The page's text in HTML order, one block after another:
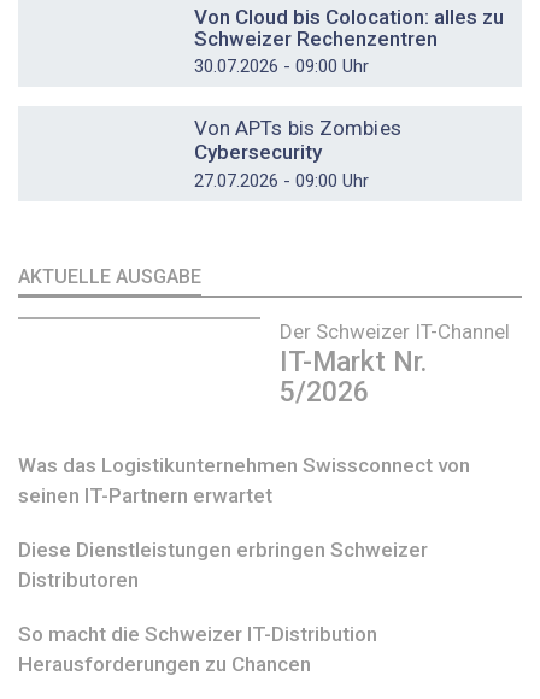
Von Cloud bis Colocation: alles zu
Schweizer Rechenzentren
30.07.2026 - 09:00 Uhr
Von APTs bis Zombies
Cybersecurity
27.07.2026 - 09:00 Uhr
AKTUELLE AUSGABE
Der Schweizer IT-Channel
IT-Markt Nr.
5/2026
Was das Logistikunternehmen Swissconnect von
seinen IT-Partnern erwartet
Diese Dienstleistungen erbringen Schweizer
Distributoren
So macht die Schweizer IT-Distribution
Herausforderungen zu Chancen